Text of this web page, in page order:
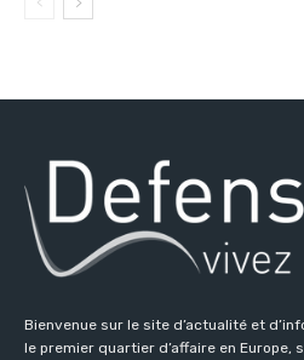
Bienvenue sur le site d’actualité et
le premier quartier d’affaire en Europe,